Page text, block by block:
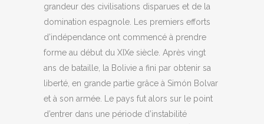
grandeur des civilisations disparues et de la
domination espagnole. Les premiers efforts
d’indépendance ont commencé à prendre
forme au début du XIXe siècle. Après vingt
ans de bataille, la Bolivie a fini par obtenir sa
liberté, en grande partie grâce à Simón Bolvar
et à son armée. Le pays fut alors sur le point
d’entrer dans une période d’instabilité